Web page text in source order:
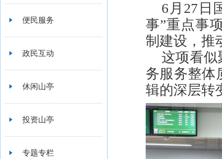
便民服务
政民互动
休闲山亭
投资山亭
专题专栏
6月27日
事”重点事
制建设，推
这项看似
务服务整体
辑的深层转